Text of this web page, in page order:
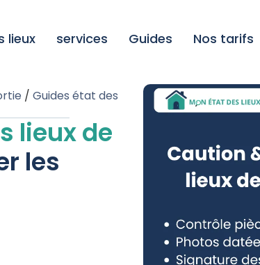
lieux services Guides Nos tarifs
/ Guides état des
lieux de
les